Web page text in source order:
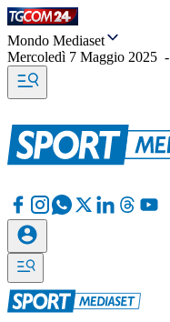
Mondo Mediaset
Mercoledì 7 Maggio 2025 -